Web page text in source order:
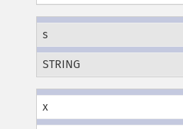
s
STRING
x